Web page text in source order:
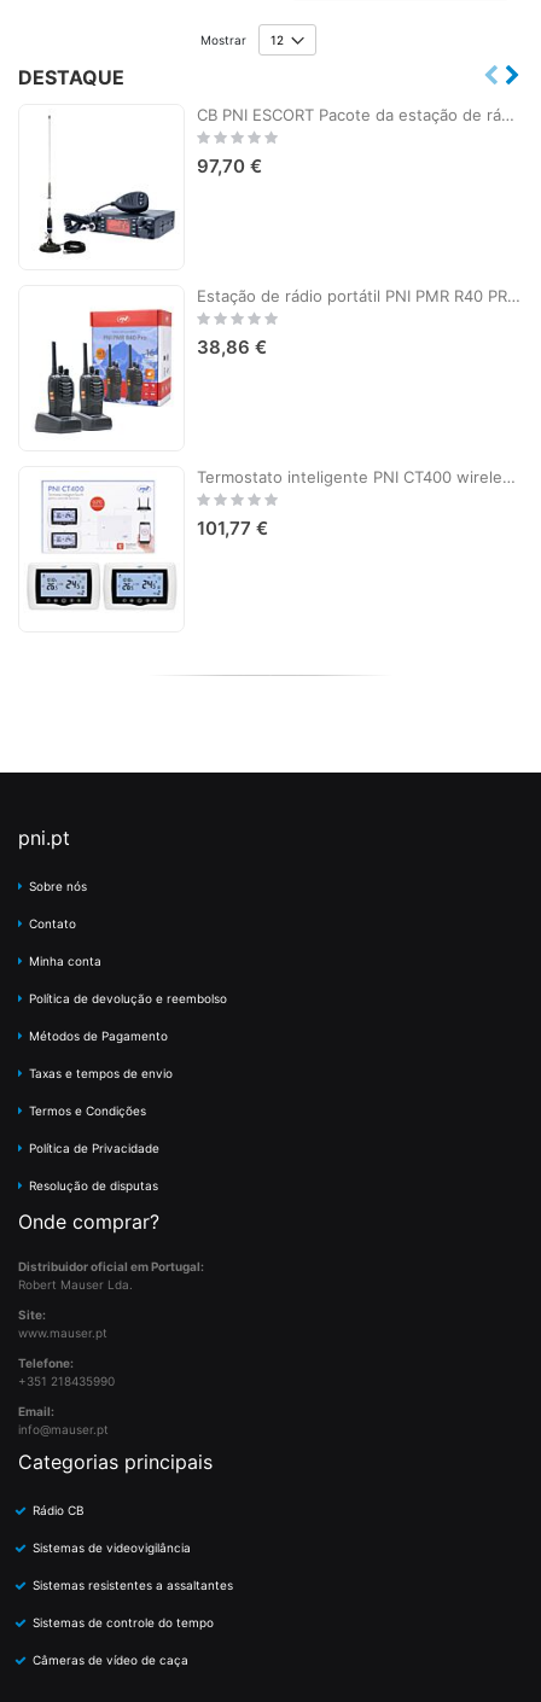
Mostrar
DESTAQUE
CB PNI ESCORT Pacote da estação de rádio HP 9001 PRO ASQ + antena CB PNI S75 com ímã
Rating:
97,70 €
Estação de rádio portátil PNI PMR R40 PRO, conjunto com 2 peças, 0,5 W, 16 canais programáveis, 16 PMR e 50 CTCSS e 104 tons DCS, ASQ, TOT, monitor, programável, baterias de 1200mAh, carregadores e fones de ouvido incluídos
Rating:
38,86 €
Termostato inteligente PNI CT400 wireless, com WiFi, controla 1 unidade central e 2 zonas diferentes, térreo via Internet, para unidades de aquecimento central, bombas, válvulas solenóides, APP TuyaSmart, histerese 0,2 graus C, controla 2 grupos de bombea
Rating:
101,77 €
pni.pt
Sobre nós
Contato
Minha conta
Política de devolução e reembolso
Métodos de Pagamento
Taxas e tempos de envio
Termos e Condições
Política de Privacidade
Resolução de disputas
Onde comprar?
Distribuidor oficial em Portugal:
Robert Mauser Lda.
Site:
www.mauser.pt
Telefone:
+351 218435990
Email:
info@mauser.pt
Categorias principais
Rádio CB
Sistemas de videovigilância
Sistemas resistentes a assaltantes
Sistemas de controle do tempo
Câmeras de vídeo de caça